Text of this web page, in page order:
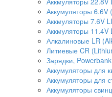
Аккумуляторы 6.6V
Аккмуляторы 7.6V
Аккмуляторы 11.4V
Алкалиновые LR
Литиевые CR
Зарядки,
Аккумуляторы для
Аккумуляторы для
Аккумуляторы